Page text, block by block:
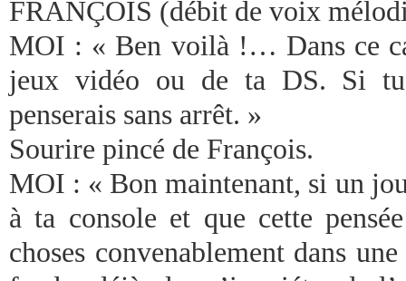
FRANÇOIS (débit de voix
MOI : « Ben voilà !… Dans ce
jeux vidéo ou de ta DS. Si
penserais sans arrêt. »
Sourire pincé de François.
MOI : « Bon maintenant, si un
à ta console et que cette
choses convenablement dans